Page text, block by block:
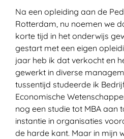
Na een opleiding aan de
Rotterdam, nu noemen we
korte tijd in het onderwijs
gestart met een eigen
jaar heb ik dat verkocht en
gewerkt in diverse
tussentijd studeerde ik
Economische
nog een studie tot MBA aan
instantie in organisaties
de harde kant. Maar in mijn